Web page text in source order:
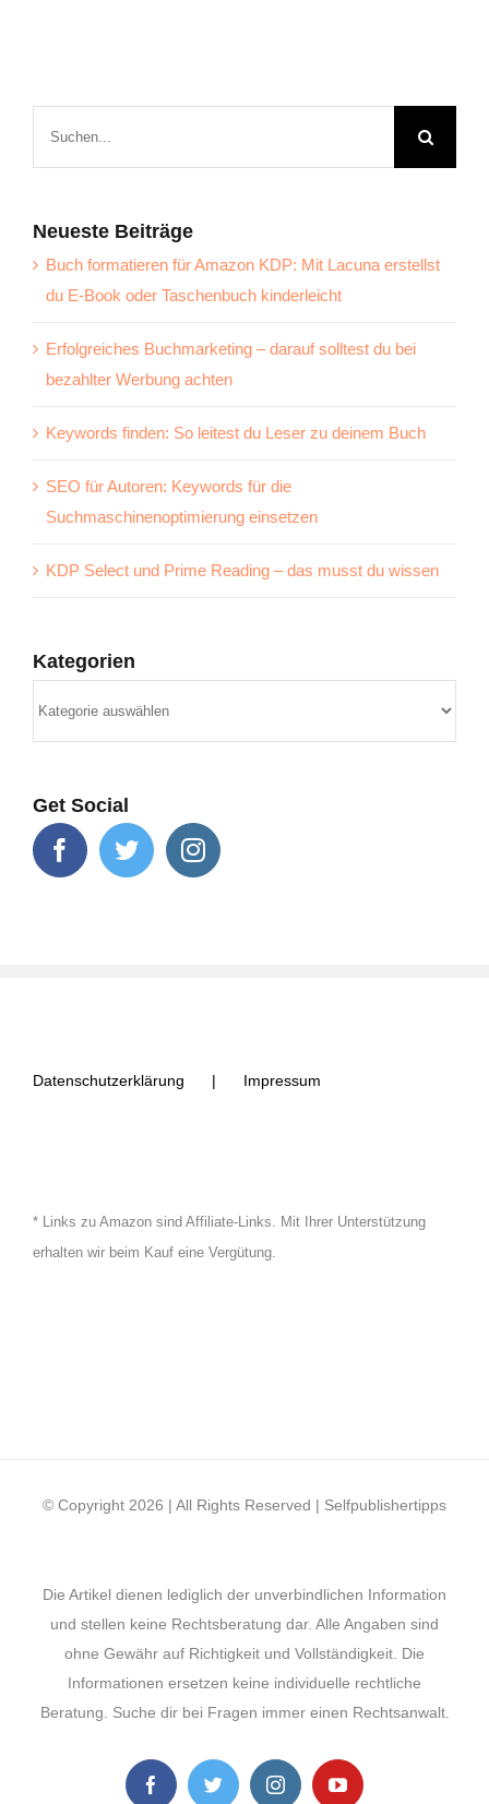
Neueste Beiträge
Buch formatieren für Amazon KDP: Mit Lacuna erstellst
du E-Book oder Taschenbuch kinderleicht
Erfolgreiches Buchmarketing – darauf solltest du bei
bezahlter Werbung achten
Keywords finden: So leitest du Leser zu deinem Buch
SEO für Autoren: Keywords für die
Suchmaschinenoptimierung einsetzen
KDP Select und Prime Reading – das musst du wissen
Kategorien
Get Social
Datenschutzerklärung Impressum
* Links zu Amazon sind Affiliate-Links. Mit Ihrer Unterstützung
erhalten wir beim Kauf eine Vergütung.
© Copyright 2026 | All Rights Reserved | Selfpublishertipps
Die Artikel dienen lediglich der unverbindlichen Information
und stellen keine Rechtsberatung dar. Alle Angaben sind
ohne Gewähr auf Richtigkeit und Vollständigkeit. Die
Informationen ersetzen keine individuelle rechtliche
Beratung. Suche dir bei Fragen immer einen Rechtsanwalt.
FacebookTwitter InstagramYouTube